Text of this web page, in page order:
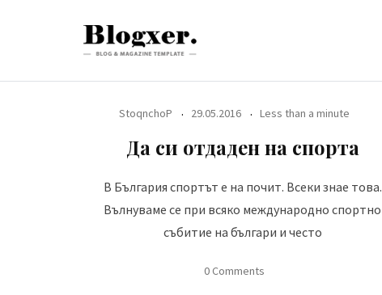
StoqnchoP 29.05.2016 Less than a minute
Да си отдаден на спорта
В България спортът е на почит. Всеки знае това.
Вълнуваме се при всяко международно спортно
събитие на българи и често
0 Comments